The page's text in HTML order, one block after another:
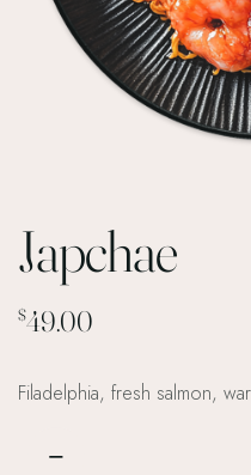
Japchae
$49.00
Filadelphia, fresh salmon,